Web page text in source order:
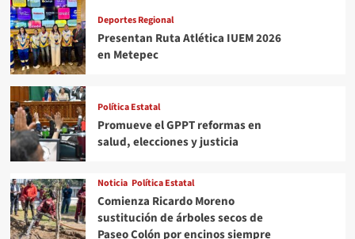
Deportes Regional
Presentan Ruta Atlética IUEM 2026
en Metepec
Política Estatal
Promueve el GPPT reformas en
salud, elecciones y justicia
Noticia Política Estatal
Comienza Ricardo Moreno
sustitución de árboles secos de
Paseo Colón por encinos siempre